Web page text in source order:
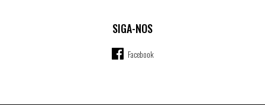
SIGA-NOS
Facebook